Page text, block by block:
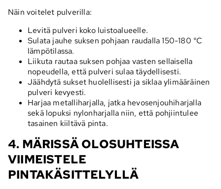
Näin voitelet pulverilla:
Levitä pulveri koko luistoalueelle.
Sulata jauhe suksen pohjaan raudalla 150-180 °C
lämpötilassa.
Liikuta rautaa suksen pohjaa vasten sellaisella
nopeudella, että pulveri sulaa täydellisesti.
Jäähdytä sukset huolellisesti ja siklaa ylimääräinen
pulveri kevyesti.
Harjaa metalliharjalla, jatka hevosenjouhiharjalla
sekä lopuksi nylonharjalla niin, että pohjiintulee
tasainen kiiltävä pinta.
4. MÄRISSÄ OLOSUHTEISSA
VIIMEISTELE
PINTAKÄSITTELYLLÄ